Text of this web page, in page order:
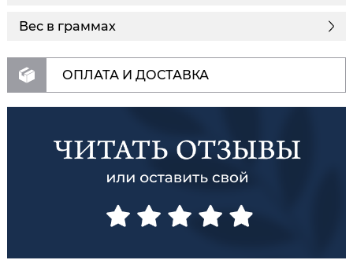
Вес в граммах
ОПЛАТА И ДОСТАВКА